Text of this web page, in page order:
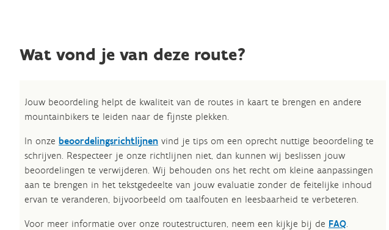
Wat vond je van deze route?
Jouw beoordeling helpt de kwaliteit van de routes in kaart te brengen en andere
mountainbikers te leiden naar de fijnste plekken.
In onze beoordelingsrichtlijnen vind je tips om een oprecht nuttige beoordeling te
schrijven. Respecteer je onze richtlijnen niet, dan kunnen wij beslissen jouw
beoordelingen te verwijderen. Wij behouden ons het recht om kleine aanpassingen
aan te brengen in het tekstgedeelte van jouw evaluatie zonder de feitelijke inhoud
ervan te veranderen, bijvoorbeeld om taalfouten en leesbaarheid te verbeteren.​
Voor meer informatie over onze routestructuren, neem een kijkje bij de FAQ.